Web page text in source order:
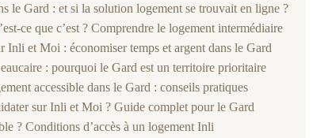
le Gard : et si la solution logement se trouvait en ligne ?
ce que c’est ? Comprendre le logement intermédiaire
Inli et Moi : économiser temps et argent dans le Gard
: pourquoi le Gard est un territoire prioritaire
accessible dans le Gard : conseils pratiques
sur Inli et Moi ? Guide complet pour le Gard
? Conditions d’accès à un logement Inli